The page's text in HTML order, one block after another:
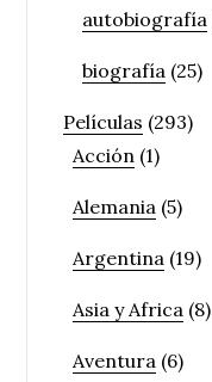
autobiografía
biografía (25)
Películas (293)
Acción (1)
Alemania (5)
Argentina (19)
Asia y Africa (8)
Aventura (6)